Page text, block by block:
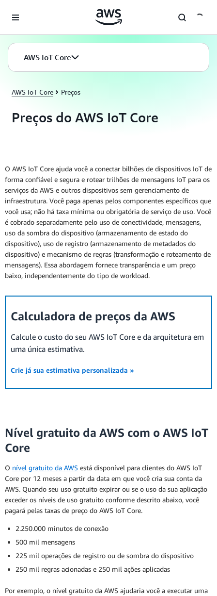
Pular para o conteúdo principal
AWS IoT Core
AWS IoT Core Preços
Preços do AWS IoT Core
O AWS IoT Core ajuda você a conectar bilhões de dispositivos IoT de
forma confiável e segura e rotear trilhões de mensagens IoT para os
serviços da AWS e outros dispositivos sem gerenciamento de
infraestrutura. Você paga apenas pelos componentes específicos que
você usa; não há taxa mínima ou obrigatória de serviço de uso. Você
é cobrado separadamente pelo uso de conectividade, mensagens,
uso da sombra do dispositivo (armazenamento de estado do
dispositivo), uso de registro (armazenamento de metadados do
dispositivo) e mecanismo de regras (transformação e roteamento de
mensagens). Essa abordagem fornece transparência e um preço
baixo, independentemente do tipo de workload.
Calculadora de preços da AWS
Calcule o custo do seu AWS IoT Core e da arquitetura em
uma única estimativa.
Crie já sua estimativa personalizada »
Nível gratuito da AWS com o AWS IoT
Core
O nível gratuito da AWS está disponível para clientes do AWS IoT
Core por 12 meses a partir da data em que você cria sua conta da
AWS. Quando seu uso gratuito expirar ou se o uso da sua aplicação
exceder os níveis de uso gratuito conforme descrito abaixo, você
pagará pelas taxas de preço do AWS IoT Core.
2.250.000 minutos de conexão
500 mil mensagens
225 mil operações de registro ou de sombra do dispositivo
250 mil regras acionadas e 250 mil ações aplicadas
Por exemplo, o nível gratuito da AWS ajudaria você a executar uma